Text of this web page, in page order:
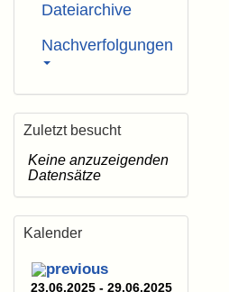
Dateiarchive
Nachverfolgungen
Zuletzt besucht
Keine anzuzeigenden
Datensätze
Kalender
23.06.2025 - 29.06.2025